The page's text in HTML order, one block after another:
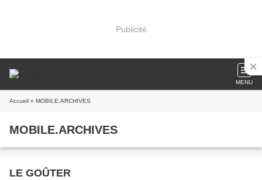
Publicité
MENU
Accueil » MOBILE.ARCHIVES
MOBILE.ARCHIVES
LE GOÛTER